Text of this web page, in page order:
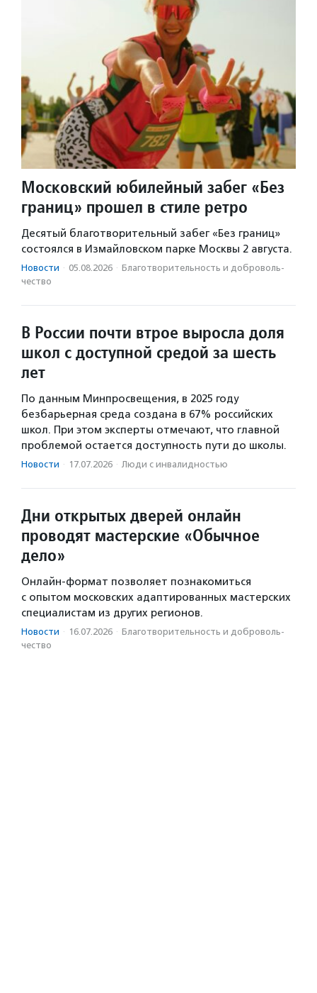
Московский юбилейный забег «Без
границ» прошел в стиле ретро
Десятый благотворительный забег «Без границ»
состоялся в Измайловском парке Москвы 2 августа.
Новости · 05.08.2026 · Благотвори­тель­ность и доброволь­
чест­во
В России почти втрое выросла доля
школ с доступной средой за шесть
лет
По данным Минпросвещения, в 2025 году
безбарьерная среда создана в 67% российских
школ. При этом эксперты отмечают, что главной
проблемой остается доступность пути до школы.
Новости · 17.07.2026 · Люди с инвалидностью
Дни открытых дверей онлайн
проводят мастерские «Обычное
дело»
Онлайн-формат позволяет познакомиться
с опытом московских адаптированных мастерских
специалистам из других регионов.
Новости · 16.07.2026 · Благотвори­тель­ность и доброволь­
чест­во